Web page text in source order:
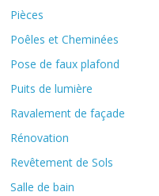
Pièces
Poêles et Cheminées
Pose de faux plafond
Puits de lumière
Ravalement de façade
Rénovation
Revêtement de Sols
Salle de bain